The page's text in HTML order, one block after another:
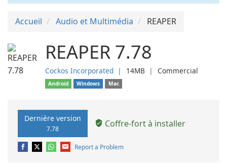
Accueil Audio et Multimédia REAPER
REAPER 7.78
Cockos Incorporated ❘ 14MB ❘ Commercial
Android Windows Mac
Dernière version
7.78 Coffre-fort à installer
Report a Problem